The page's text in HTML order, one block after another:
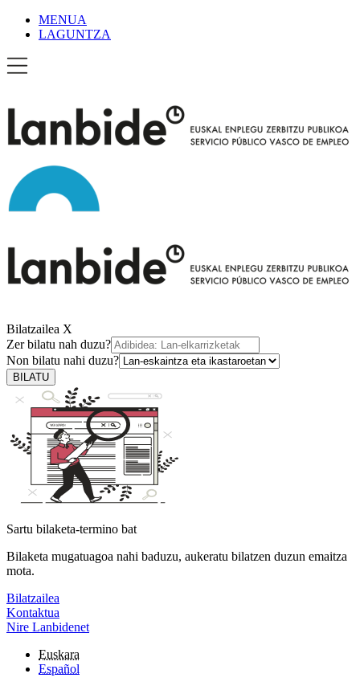
MENUA
LAGUNTZA
Bilatzailea X
Zer bilatu nah duzu?
Non bilatu nahi duzu?
BILATU
Sartu bilaketa-termino bat
Bilaketa mugatuagoa nahi baduzu, aukeratu bilatzen duzun emaitza
mota.
Bilatzailea
Kontaktua
Nire Lanbidenet
Euskara
Español